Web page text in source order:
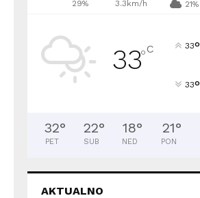
29% 3.3km/h 21%
33°C 33°
33°
32°
PET
22°
SUB
18°
NED
21°
PON
AKTUALNO